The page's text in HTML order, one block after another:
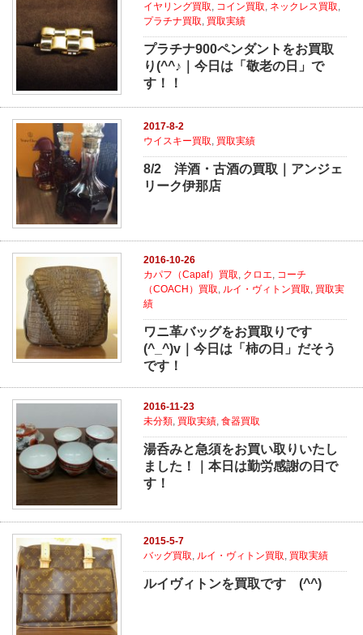
イヤリング買取, コイン買取, ネックレス買取,
プラチナ買取, 買取実績
プラチナ900ペンダントをお買取
り(^^♪｜今日は「敬老の日」で
す！！
2017-8-2
ウイスキー買取 買取実績
8/2 洋酒・古酒の買取｜アンジェ
リーク伊那店
2016-10-26
カパフ（Capaf）買取, クロエ, コーチ
（COACH）買取, ルイ・ヴィトン買取, 買取実
績
ワニ革バッグをお買取りです
(^_^)v｜今日は「柿の日」だそう
です！
2016-11-23
未分類, 買取実績,食器買取
湯呑みと急須をお買い取りいたし
ました！｜本日は勤労感謝の日で
す！
2015-5-7
バッグ買取
ルイ・ヴィトン買取 買取実績
ルイヴィトンを買取です (^^)